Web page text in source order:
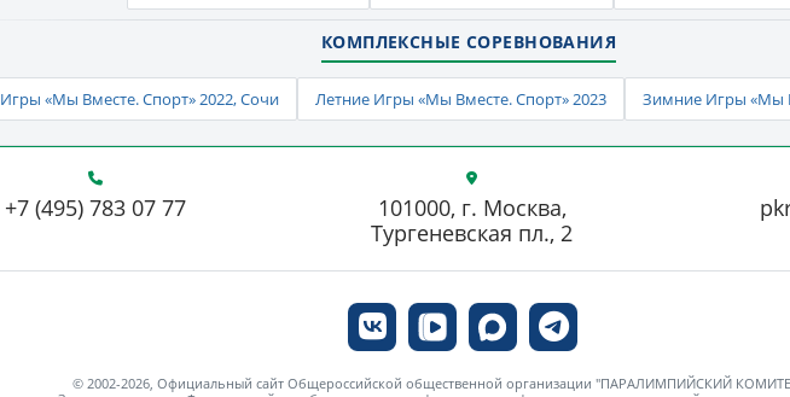
КОМПЛЕКСНЫЕ СОРЕВНОВАНИЯ
Игры «Мы Вместе. Спорт» 2022, Сочи Летние Игры «Мы Вместе. Спорт» 2023 Зимние Игры «Мы
+7 (495) 783 07 77
101000, г. Москва,
Тургеневская пл., 2
© 2002-2026, Официальный сайт Общероссийской общественной организации "ПАРАЛИМПИЙСКИЙ